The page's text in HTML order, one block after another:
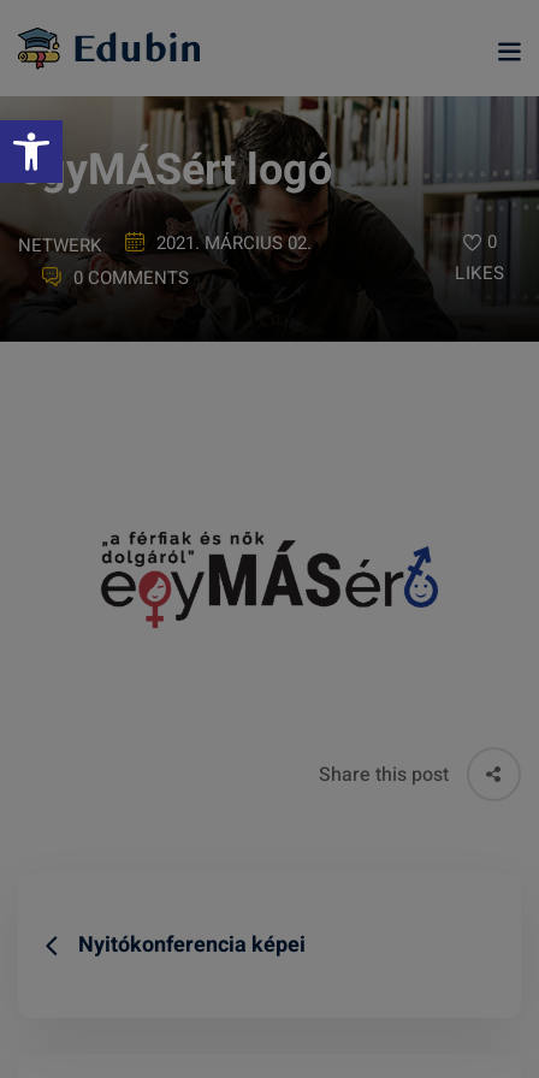
Eszköztár megnyitása
content
egyMÁSért logó
NETWERK
2021. MÁRCIUS 02.
0 COMMENTS
0
LIKES
Share this post
Nyitókonferencia képei